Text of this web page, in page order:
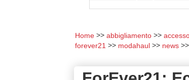
Home abbigliamento
forever21
modahaul news